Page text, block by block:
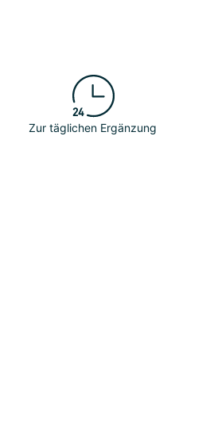
Zur täglichen Ergänzung